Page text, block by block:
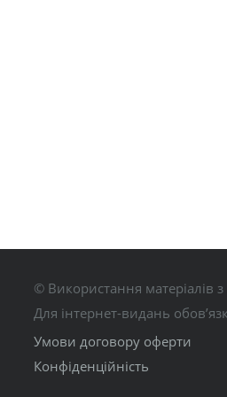
© Використання матеріалів
Для інтернет-видань
Умови договору оферти
Конфіденційність